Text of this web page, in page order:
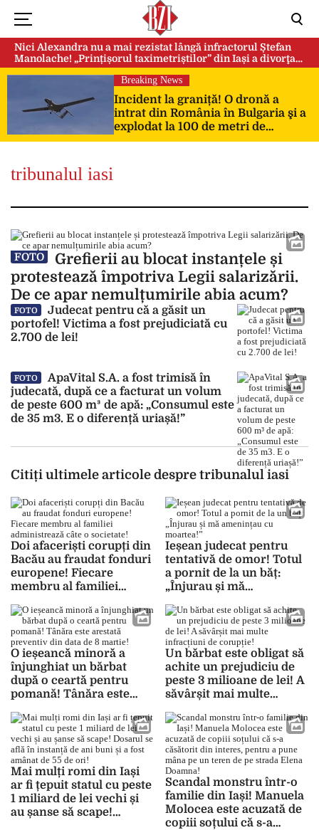
Nici Alexandra nu a mai rezistat lângă infractorul Ștefan
Manolache! „Prințișorul taximetriștilor” din Iași a divorţat
după doi ani de căsnicie
Breaking News
Incident la graniță! O dronă a
intrat din România în Bulgaria şi a
explodat la 100 de metri de
frontieră
tribunalul iasi
FOTO
Grefierii au blocat instanțele și
protestează împotriva Legii salarizării.
De ce apar nemulțumirile abia acum?
FOTO
Judecat pentru că a găsit un
portofel! Victima a fost prejudiciată cu
2.700 de lei!
FOTO
ApaVital S.A. a fost trimisă în
judecată, după ce a facturat un volum
de peste 600 m³ de apă: „Consumul este
de 35 m3. E o diferență uriașă!”
Citiți ultimele articole despre tribunalul iasi
Doi afaceriști corupți din
Bacău au fraudat fonduri
europene! Fiecare
membru al familiei
societate!
Ieșean judecat pentru
tentativă de omor! Totul
a pornit de la un băț:
„Înjurau și mă
O ieșeancă minoră a
înjunghiat un bărbat
după o ceartă pentru
pomană! Tânăra este
data de 8 martie!
Un bărbat este obligat să
achite un prejudiciu de
peste 3 milioane de lei! A
săvârșit mai multe
Mai mulți romi din Iași
ar fi țepuit statul cu peste
1 miliard de lei vechi și
au șanse să scape!
Scandal monstru într-o
familie din Iași! Manuela
Molocea este acuzată de
copiii soțului că s-a